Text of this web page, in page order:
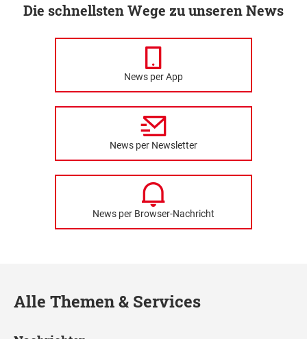
Die schnellsten Wege zu unseren News
News per App
News per Newsletter
News per Browser-Nachricht
Alle Themen & Services